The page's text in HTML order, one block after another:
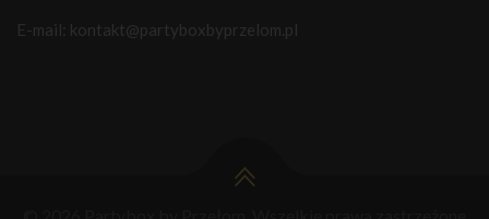
E-mail: kontakt@partyboxbyprzelom.pl